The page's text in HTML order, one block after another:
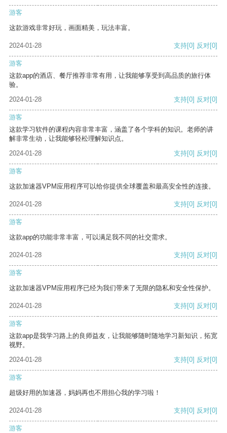
游客
这款游戏非常好玩，画面精美，玩法丰富。
2024-01-28 支持[0] 反对[0]
游客
这款app的酒店、餐厅推荐非常有用，让我能够享受到高品质的旅行体
验。
2024-01-28
支持[0] 反对[0]
游客
这款学习软件的课程内容非常丰富，涵盖了各个学科的知识。老师的讲
解非常生动，让我能够轻松理解知识点。
2024-01-28
支持[0] 反对[0]
游客
这款加速器VPM应用程序可以给你提供全球覆盖和最高安全性的连接。
2024-01-28 支持[0] 反对[0]
游客
这款app的功能非常丰富，可以满足我不同的社交需求。
2024-01-28 支持[0] 反对[0]
游客
这款加速器VPM应用程序已经为我们带来了无限的隐私和安全性保护。
2024-01-28 支持[0] 反对[0]
游客
这款app是我学习路上的良师益友，让我能够随时随地学习新知识，拓宽
视野。
2024-01-28
支持[0] 反对[0]
游客
超级好用的加速器，妈妈再也不用担心我的学习啦！
2024-01-28 支持[0] 反对[0]
游客